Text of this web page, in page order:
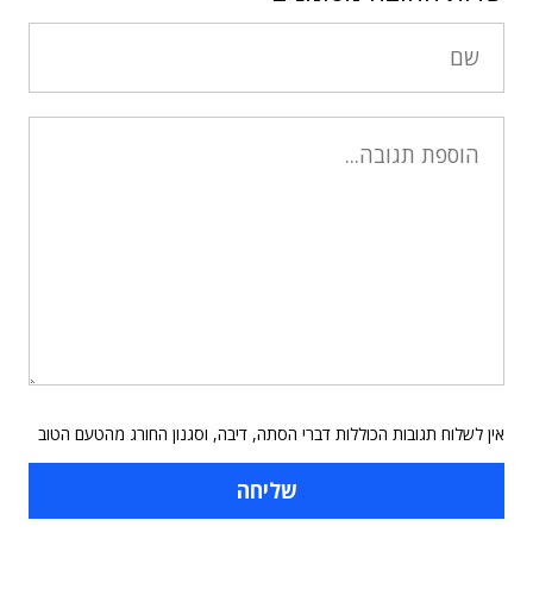
אין לשלוח תגובות הכוללות דברי הסתה, דיבה, וסגנון החורג מהטעם הטוב